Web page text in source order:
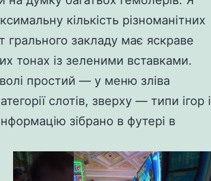
кількість різноманітних
грального закладу має яскраве
тонах із зеленими вставками.
простий — у меню зліва
слотів, зверху — типи ігор і
зібрано в футері в